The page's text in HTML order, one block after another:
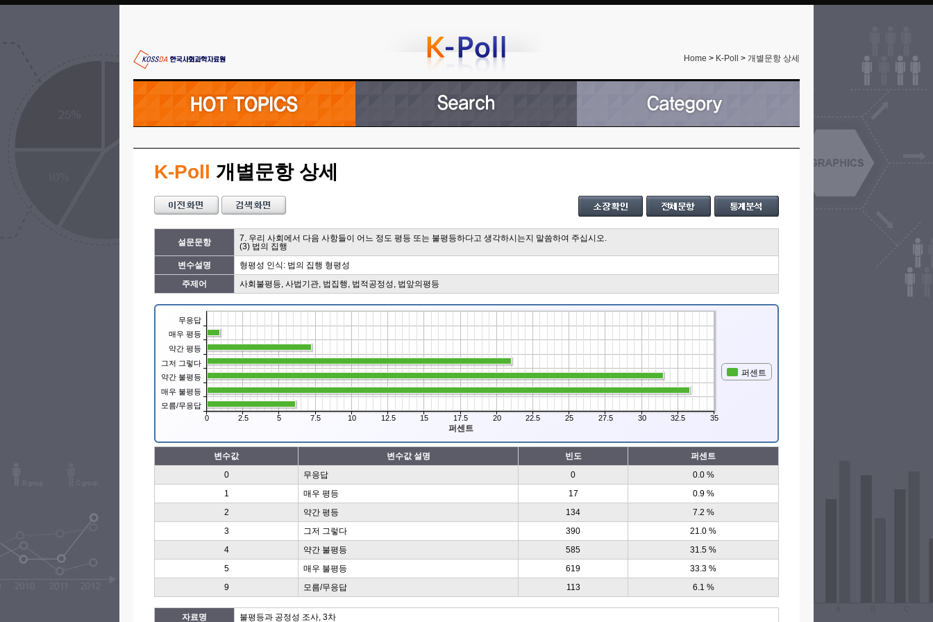
Home > K-Poll > 개별문항 상세
K-Poll 개별문항 상세
설문문항
7. 우리 사회에서 다음 사항들이 어느 정도 평등 또는 불평등하다고 생각하시는지 말씀하여 주십시오.
(3) 법의 집행
변수설명
형평성 인식: 법의 집행 형평성
주제어
사회불평등, 사법기관, 법집행, 법적공정성, 법앞의평등
퍼센트
퍼센트
무응답
매우 평등
약간 평등
그저 그렇다
약간 불평등
매우 불평등
모름/무응답
0 2.5 5 7.5 10 12.5 15 17.5 20 22.5 25 27.5 30 32.5 35
변수값 변수값 설명 빈도
퍼센트
0
무응답 0
0.0 %
1
매우 평등 17
0.9 %
2
약간 평등 134
7.2 %
3
그저 그렇다 390
21.0 %
4
약간 불평등 585
31.5 %
5
매우 불평등 619
33.3 %
9
모름/무응답 113 6.1 %
자료명 불평등과 공정성 조사, 3차